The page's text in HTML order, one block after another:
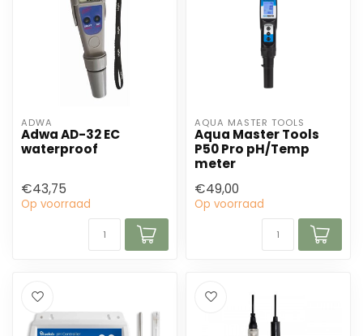
ADWA
Adwa AD-32 EC
waterproof
€43,75
Op voorraad
AQUA MASTER TOOLS
Aqua Master Tools
P50 Pro pH/Temp
meter
€49,00
Op voorraad